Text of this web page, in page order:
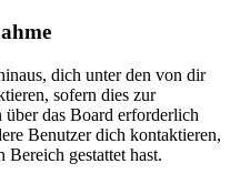
dich unter den von dir
sofern dies zur
das Board erforderlich
Benutzer dich kontaktieren,
Bereich gestattet hast.